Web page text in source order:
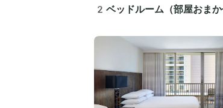
2ベッドルーム（部屋おまか